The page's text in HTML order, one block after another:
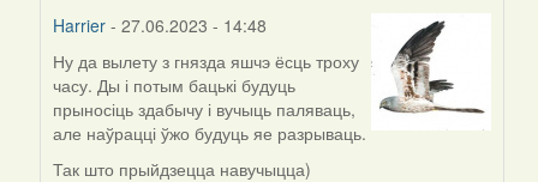
Harrier - 27.06.2023 - 14:48
In
reply
to
by
Helena
Ну да вылету з гнязда яшчэ ёсць троху
часу. Ды і потым бацькі будуць
прыносіць здабычу і вучыць паляваць,
але наўрацці ўжо будуць яе разрываць.
Так што прыйдзецца навучыцца)